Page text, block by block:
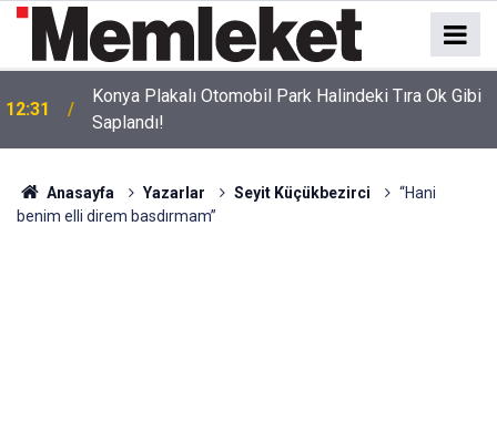
12:31
Konya Plakalı Otomobil Park Halindeki Tıra Ok Gibi
Saplandı!
Anasayfa Yazarlar Seyit Küçükbezirci
“Hani
benim elli direm basdırmam”